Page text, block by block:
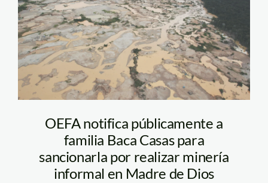
OEFA notifica públicamente a
familia Baca Casas para
sancionarla por realizar minería
informal en Madre de Dios